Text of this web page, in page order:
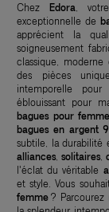
Chez Edora,
exceptionnelle de
apprécient la
soigneusement
classique,
des pièces
intemporelle
éblouissant pour
bagues pour femme
bagues en argent
subtile, la durabilité
alliances, solitaires,
l'éclat du véritable
et style. Vous
femme ? Parcourez